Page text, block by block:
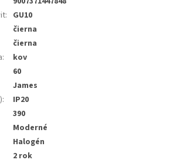
: GU10
čierna
čierna
:
kov
60
James
:
IP20
390
Moderné
Halogén
2 rok